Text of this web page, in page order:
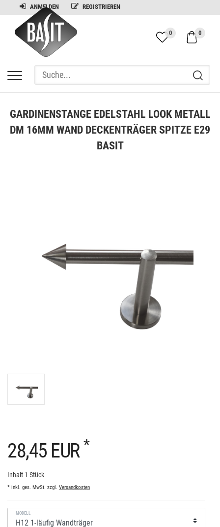
ANMELDEN REGISTRIEREN
0
0
GARDINENSTANGE EDELSTAHL LOOK METALL
DM 16MM WAND DECKENTRÄGER SPITZE E29
BASIT
28,45 EUR *
Inhalt 1 Stück
* inkl. ges. MwSt. zzgl. Versandkosten
MODELL